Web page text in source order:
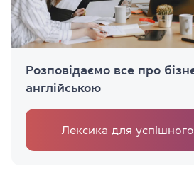
Розповідаємо все про
англійською
Лексика для успішного